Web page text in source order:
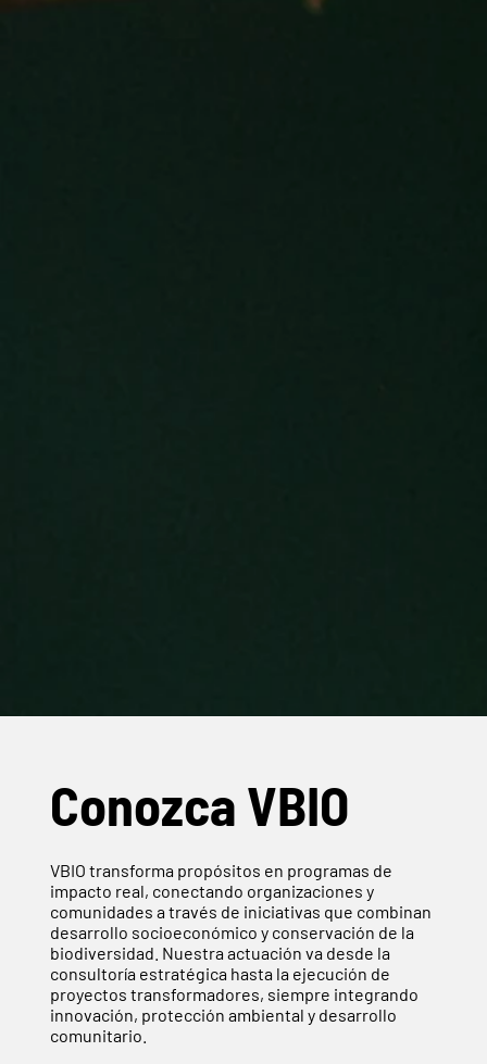
Conozca VBIO
VBIO transforma propósitos en programas de
impacto real, conectando organizaciones y
comunidades a través de iniciativas que combinan
desarrollo socioeconómico y conservación de la
biodiversidad. Nuestra actuación va desde la
consultoría estratégica hasta la ejecución de
proyectos transformadores, siempre integrando
innovación, protección ambiental y desarrollo
comunitario.